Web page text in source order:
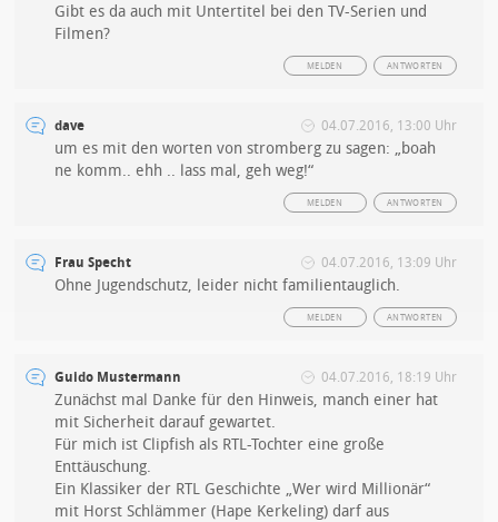
Gibt es da auch mit Untertitel bei den TV-Serien und
Filmen?
ANTWORTEN
MELDEN
dave 04.07.2016, 13:00 Uhr
um es mit den worten von stromberg zu sagen: „boah
ne komm.. ehh .. lass mal, geh weg!“
ANTWORTEN
MELDEN
Frau Specht 04.07.2016, 13:09 Uhr
Ohne Jugendschutz, leider nicht familientauglich.
ANTWORTEN
MELDEN
Guido Mustermann 04.07.2016, 18:19 Uhr
Zunächst mal Danke für den Hinweis, manch einer hat
mit Sicherheit darauf gewartet.
Für mich ist Clipfish als RTL-Tochter eine große
Enttäuschung.
Ein Klassiker der RTL Geschichte „Wer wird Millionär“
mit Horst Schlämmer (Hape Kerkeling) darf aus